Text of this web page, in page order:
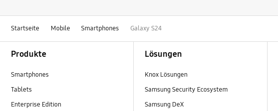
Startseite Mobile Smartphones Galaxy S24
Produkte
Smartphones
Tablets
Enterprise Edition
Lösungen
Knox Lösungen
Samsung Security Ecosystem
Samsung DeX